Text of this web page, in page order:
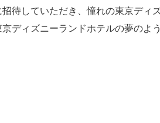
待していただき、憧れの東京ディ
ディズニーランドホテルの夢のよ